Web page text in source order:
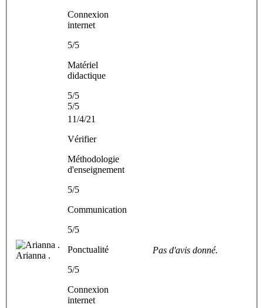
Connexion
internet
5/5
Matériel
didactique
5/5
5/5
Arianna .
11/4/21
Vérifier
Méthodologie
d'enseignement
5/5
Communication
5/5
Ponctualité
5/5
Connexion
internet
Pas d'avis donné.